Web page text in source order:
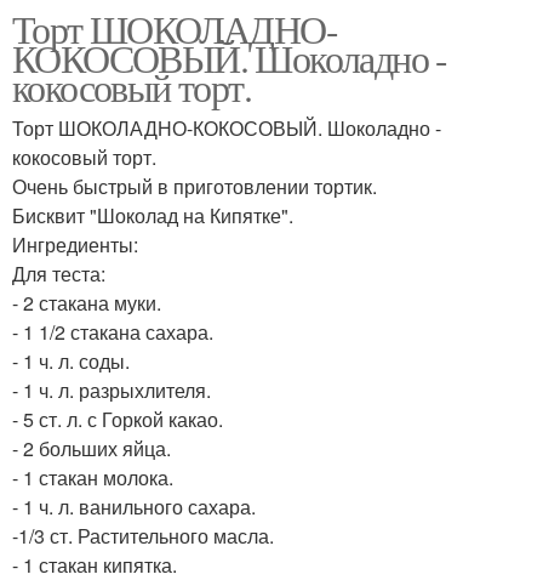
Торт ШОКОЛАДНО-
КОКОСОВЫЙ. Шоколадно -
кокосовый торт.
Торт ШОКОЛАДНО-КОКОСОВЫЙ. Шоколадно -
кокосовый торт.
Очень быстрый в приготовлении тортик.
Бисквит "Шоколад на Кипятке".
Ингредиенты:
Для теста:
- 2 стакана муки.
- 1 1/2 стакана сахара.
- 1 ч. л. соды.
- 1 ч. л. разрыхлителя.
- 5 ст. л. с Горкой какао.
- 2 больших яйца.
- 1 стакан молока.
- 1 ч. л. ванильного сахара.
-1/3 ст. Растительного масла.
- 1 стакан кипятка.